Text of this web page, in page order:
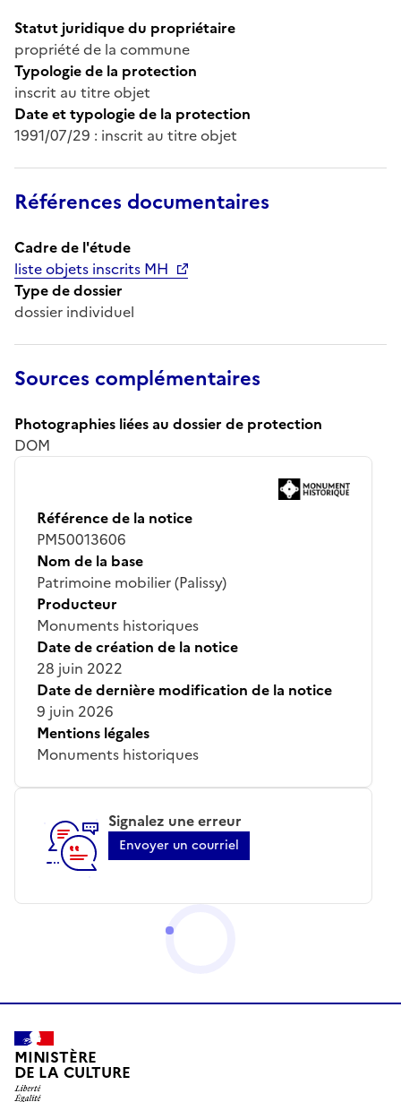
Statut juridique du propriétaire
propriété de la commune
Typologie de la protection
inscrit au titre objet
Date et typologie de la protection
1991/07/29 : inscrit au titre objet
Références documentaires
Cadre de l'étude
liste objets inscrits MH
Type de dossier
dossier individuel
Sources complémentaires
Photographies liées au dossier de protection
DOM
Référence de la notice
PM50013606
Nom de la base
Patrimoine mobilier (Palissy)
Producteur
Monuments historiques
Date de création de la notice
28 juin 2022
Date de dernière modification de la notice
9 juin 2026
Mentions légales
Monuments historiques
Signalez une erreur
Envoyer un courriel
MINISTÈRE
DE LA CULTURE